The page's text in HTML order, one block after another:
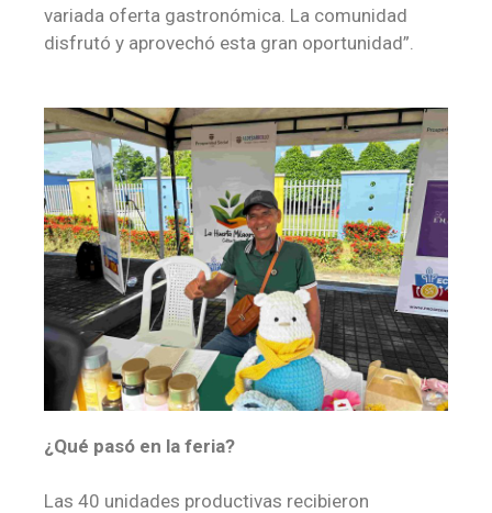
variada oferta gastronómica. La comunidad
disfrutó y aprovechó esta gran oportunidad”.
¿Qué pasó en la feria?
Las 40 unidades productivas recibieron